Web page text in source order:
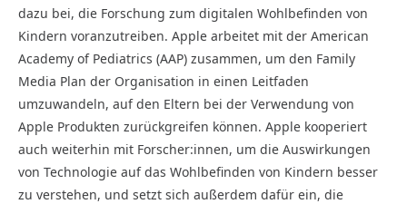
dazu bei, die Forschung zum digitalen Wohlbefinden von
Kindern voranzutreiben. Apple arbeitet mit der American
Academy of Pediatrics (AAP) zusammen, um den Family
Media Plan der Organisation in einen Leitfaden
umzuwandeln, auf den Eltern bei der Verwendung von
Apple Produkten zurückgreifen können. Apple kooperiert
auch weiterhin mit Forscher:innen, um die Auswirkungen
von Technologie auf das Wohlbefinden von Kindern besser
zu verstehen, und setzt sich außerdem dafür ein, die